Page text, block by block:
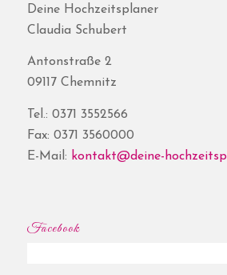
Deine Hochzeitsplaner
Claudia Schubert
Antonstraße 2
09117 Chemnitz
Tel.: 0371 3552566
Fax: 0371 3560000
E-Mail: kontakt@deine-
Facebook